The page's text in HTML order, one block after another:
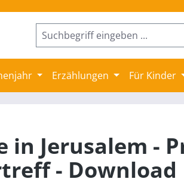
Erzählungen Für Kinder
in Jerusalem -
- Download